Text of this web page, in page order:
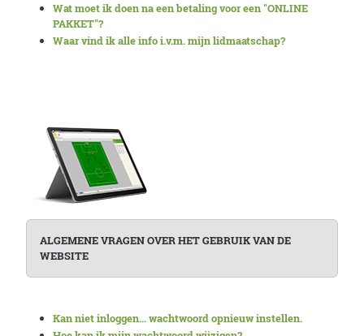
Wat moet ik doen na een betaling voor een "ONLINE
PAKKET"?
Waar vind ik alle info i.v.m. mijn lidmaatschap?
ALGEMENE VRAGEN OVER HET GEBRUIK VAN DE
WEBSITE
Kan niet inloggen... wachtwoord opnieuw instellen.